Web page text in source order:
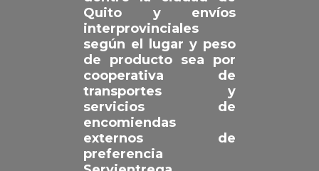
Quito y envíos
interprovinciales
según el lugar y peso
de producto sea por
cooperativa de
transportes y
servicios de
encomiendas
externos de
preferencia